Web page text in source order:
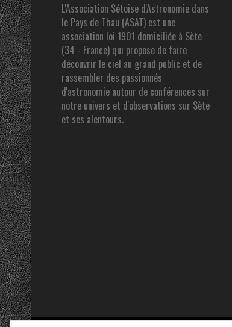
L'Association Sétoise d'Astronomie dans
le Pays de Thau (ASAT) est une
association loi 1901 domiciliée à Sète
(34 - France) qui propose de faire
découvrir le ciel au grand public et de
rassembler des passionnés
d'astronomie autour de conférences sur
notre univers et d'observations sur Sète
et ses alentours.